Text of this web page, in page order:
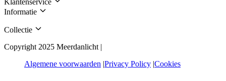
Klantenservice
Informatie
Collectie
Copyright 2025 Meerdanlicht |
Algemene voorwaarden Privacy Policy Cookies